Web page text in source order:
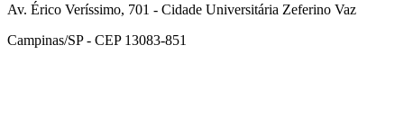
Av. Érico Veríssimo, 701 - Cidade Universitária Zeferino Vaz
Campinas/SP - CEP 13083-851